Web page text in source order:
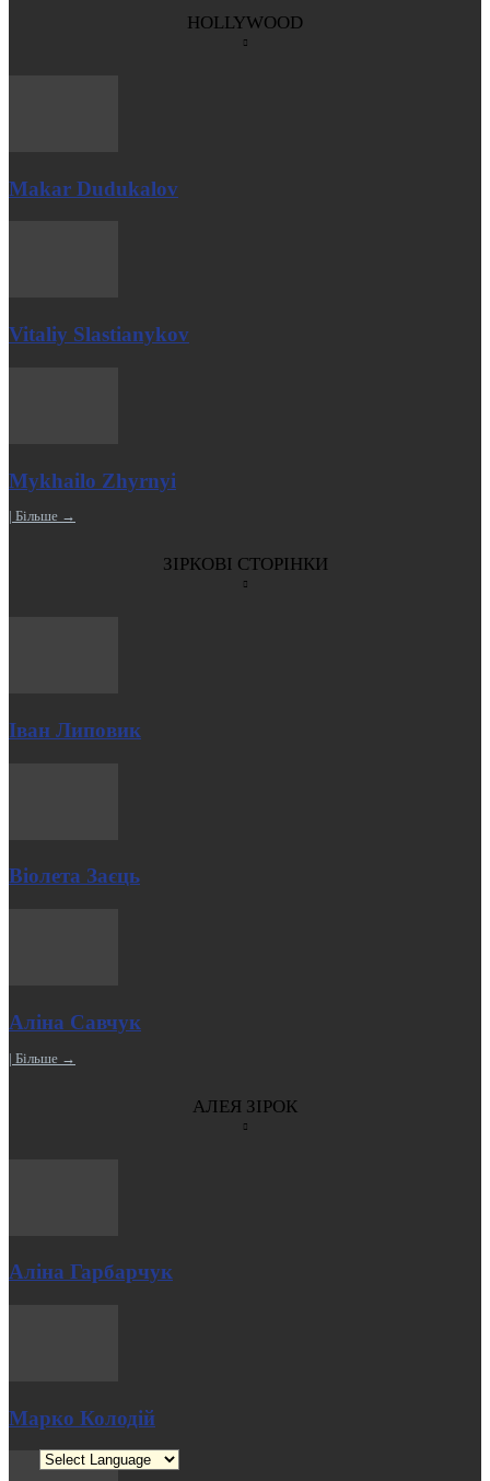
HOLLYWOOD
Makar Dudukalov
Vitaliy Slastianykov
Mykhailo Zhyrnyi
| Більше →
ЗІРКОВІ СТОРІНКИ
Іван Липовик
Віолета Заєць
Аліна Савчук
| Більше →
АЛЕЯ ЗІРОК
Аліна Гарбарчук
Марко Колодій